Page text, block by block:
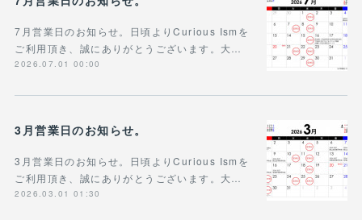
7月営業日のお知らせ。日頃よりCurious Ismを
ご利用頂き、誠にありがとうございます。大…
2026.07.01 00:00
3月営業日のお知らせ。
3月営業日のお知らせ。日頃よりCurious Ismを
ご利用頂き、誠にありがとうございます。大…
2026.03.01 01:30